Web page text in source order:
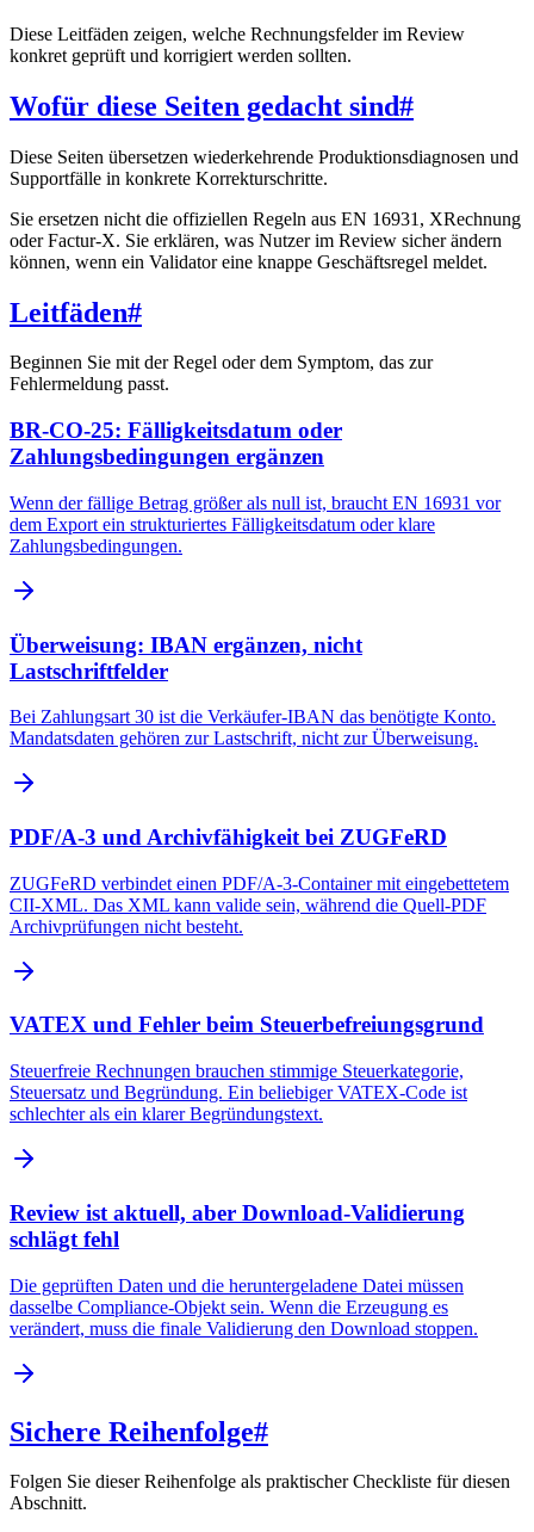
Diese Leitfäden zeigen, welche Rechnungsfelder im Review
konkret geprüft und korrigiert werden sollten.
Wofür diese Seiten gedacht sind#
Diese Seiten übersetzen wiederkehrende Produktionsdiagnosen und
Supportfälle in konkrete Korrekturschritte.
Sie ersetzen nicht die offiziellen Regeln aus EN 16931, XRechnung
oder Factur-X. Sie erklären, was Nutzer im Review sicher ändern
können, wenn ein Validator eine knappe Geschäftsregel meldet.
Leitfäden#
Beginnen Sie mit der Regel oder dem Symptom, das zur
Fehlermeldung passt.
BR-CO-25: Fälligkeitsdatum oder
Zahlungsbedingungen ergänzen
Wenn der fällige Betrag größer als null ist, braucht EN 16931 vor
dem Export ein strukturiertes Fälligkeitsdatum oder klare
Zahlungsbedingungen.
Überweisung: IBAN ergänzen, nicht
Lastschriftfelder
Bei Zahlungsart 30 ist die Verkäufer-IBAN das benötigte Konto.
Mandatsdaten gehören zur Lastschrift, nicht zur Überweisung.
PDF/A-3 und Archivfähigkeit bei ZUGFeRD
ZUGFeRD verbindet einen PDF/A-3-Container mit eingebettetem
CII-XML. Das XML kann valide sein, während die Quell-PDF
Archivprüfungen nicht besteht.
VATEX und Fehler beim Steuerbefreiungsgrund
Steuerfreie Rechnungen brauchen stimmige Steuerkategorie,
Steuersatz und Begründung. Ein beliebiger VATEX-Code ist
schlechter als ein klarer Begründungstext.
Review ist aktuell, aber Download-Validierung
schlägt fehl
Die geprüften Daten und die heruntergeladene Datei müssen
dasselbe Compliance-Objekt sein. Wenn die Erzeugung es
verändert, muss die finale Validierung den Download stoppen.
Sichere Reihenfolge#
Folgen Sie dieser Reihenfolge als praktischer Checkliste für diesen
Abschnitt.